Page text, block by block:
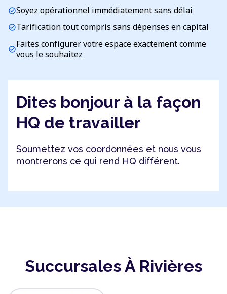
check_circleSoyez opérationnel immédiatement sans délai
check_circleTarification tout compris sans dépenses en capital
check_circleFaites configurer votre espace exactement comme
vous le souhaitez
Dites bonjour à la façon
HQ de travailler
Soumettez vos coordonnées et nous vous
montrerons ce qui rend HQ différent.
Succursales À Rivières